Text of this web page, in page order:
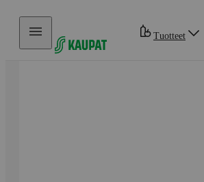
Hyppää sisältöön
Tuotteet